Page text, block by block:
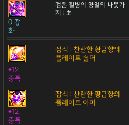
검은 질병의 양얼의 나뭇가
지 : 초
0 강
화
잠식 : 찬란한 황금향의
플레이트 숄더
+12
증폭
잠식 : 찬란한 황금향의
플레이트 아머
+12
증폭